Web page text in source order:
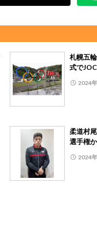
札幌五
式でJOC
2024
柔道村
選手権
2024